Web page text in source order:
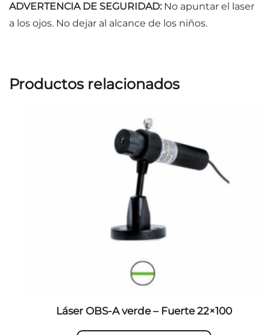
ADVERTENCIA DE SEGURIDAD: No apuntar el laser
a los ojos. No dejar al alcance de los niños.
Productos relacionados
Láser OBS-A verde – Fuerte 22×100